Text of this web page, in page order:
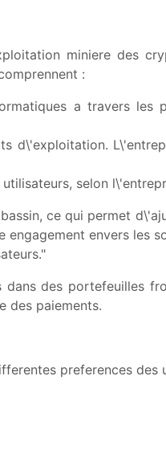
miniere des
:
a travers les
d\'exploitation.
selon
ce qui permet
engagement envers les
des portefeuilles
des paiements.
preferences des